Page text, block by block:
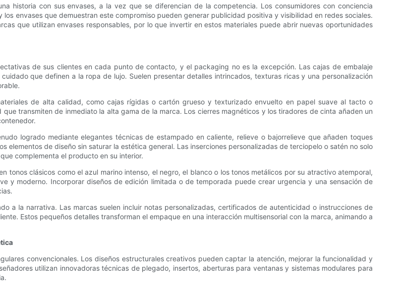
historia con sus envases, a la vez que se diferencian de la competencia. Los consumidores con conciencia
envases que demuestran este compromiso pueden generar publicidad positiva y visibilidad en redes sociales.
que utilizan envases responsables, por lo que invertir en estos materiales puede abrir nuevas oportunidades
de sus clientes en cada punto de contacto, y el packaging no es la excepción. Las cajas de embalaje
que definen a la ropa de lujo. Suelen presentar detalles intrincados, texturas ricas y una personalización
de alta calidad, como cajas rígidas o cartón grueso y texturizado envuelto en papel suave al tacto o
transmiten de inmediato la alta gama de la marca. Los cierres magnéticos y los tiradores de cinta añaden un
logrado mediante elegantes técnicas de estampado en caliente, relieve o bajorrelieve que añaden toques
elementos de diseño sin saturar la estética general. Las inserciones personalizadas de terciopelo o satén no solo
complementa el producto en su interior.
tonos clásicos como el azul marino intenso, el negro, el blanco o los tonos metálicos por su atractivo atemporal,
y moderno. Incorporar diseños de edición limitada o de temporada puede crear urgencia y una sensación de
a la narrativa. Las marcas suelen incluir notas personalizadas, certificados de autenticidad o instrucciones de
Estos pequeños detalles transforman el empaque en una interacción multisensorial con la marca, animando a
convencionales. Los diseños estructurales creativos pueden captar la atención, mejorar la funcionalidad y
utilizan innovadoras técnicas de plegado, insertos, aberturas para ventanas y sistemas modulares para